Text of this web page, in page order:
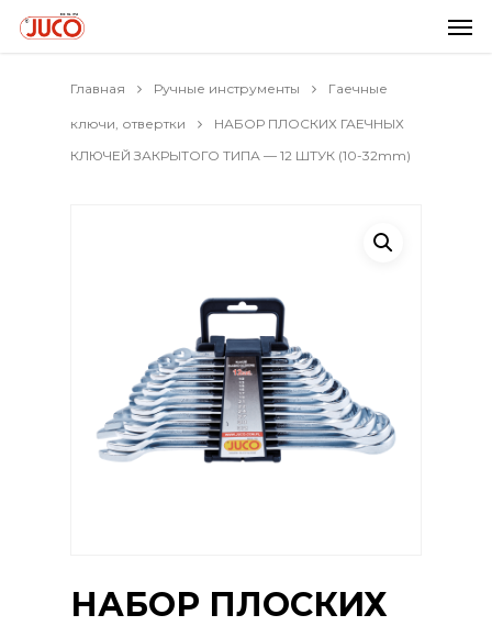
Главная Ручные инструменты Гаечные
ключи, отвертки
НАБОР ПЛОСКИХ ГАЕЧНЫХ
КЛЮЧЕЙ ЗАКРЫТОГО ТИПА — 12 ШТУК (10-32mm)
НАБОР ПЛОСКИХ